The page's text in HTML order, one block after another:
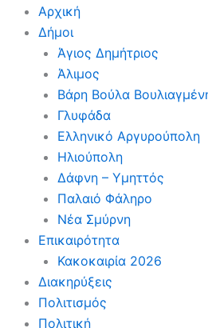
Αρχική
Δήμοι
Άγιος Δημήτριος
Άλιμος
Βάρη Βούλα
Γλυφάδα
Ελληνικό Αργυρούπολη
Ηλιούπολη
Δάφνη – Υμηττός
Παλαιό Φάληρο
Νέα Σμύρνη
Επικαιρότητα
Κακοκαιρία 2026
Διακηρύξεις
Πολιτισμός
Πολιτική